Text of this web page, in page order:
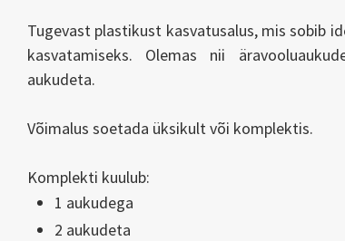
Tugevast plastikust kasvatusalus, mis sobib
kasvatamiseks. Olemas nii
aukudeta.
Võimalus soetada üksikult või komplektis.
Komplekti kuulub:
1 aukudega
2 aukudeta